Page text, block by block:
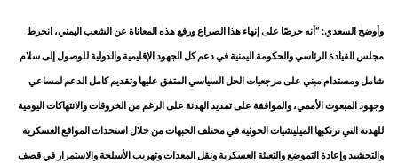
وأوضح السعدي: “أنه حرصًا على إنهاء هذا الصراع ورفع هذه المعاناة عن الشعب اليمني، انخرط
مجلس القيادة الرئاسي والحكومة اليمنية في دعم كل الجهود الإقليمية والدولية للوصول إلى سلام
شامل ومستدام مبني على مرجعيات الحل السياسي المتفق عليها وتقديم كامل الدعم لمساعي
وجهود المبعوث الأممي، والموافقة على تمديد الهدنة على الرغم من الخروقات والانتهاكات اليومية
للهدنة التي ترتكبها الميليشيات الحوثية في مختلف الجبهات من خلال استحداث المواقع العسكرية
والتحشيد وإعادة التموضع والتعبئة العسكرية ونقل المعدات وتهريب الأسلحة والاستمرار في قصف